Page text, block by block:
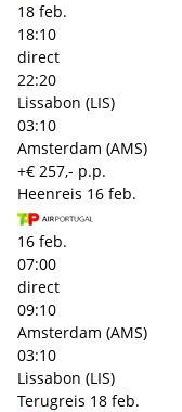
18 feb.
18:10
direct
22:20
Lissabon (LIS)
03:10
Amsterdam (AMS)
+€ 257,- p.p.
Heenreis 16 feb.
16 feb.
07:00
direct
09:10
Amsterdam (AMS)
03:10
Lissabon (LIS)
Terugreis 18 feb.